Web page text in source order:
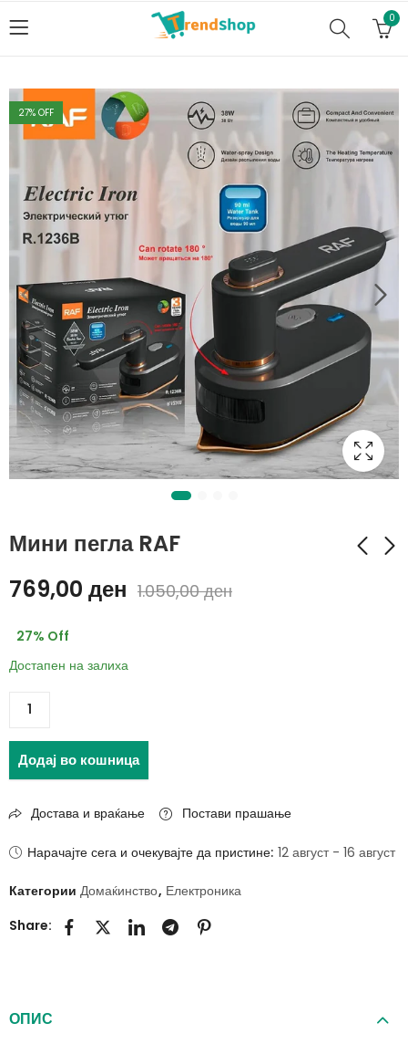
0
27% OFF
Мини пегла RAF
769,00 ден 1.050,00ден
27% Off
Достапен на залиха
Додај во кошница
Достава и враќање Постави прашање
Нарачајте сега и очекувајте да пристине: 12 август - 16 август
Категории Домаќинство, Електроника
Share:
ОПИС